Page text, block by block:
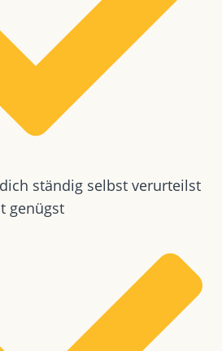
ständig selbst verurteilst
genügst